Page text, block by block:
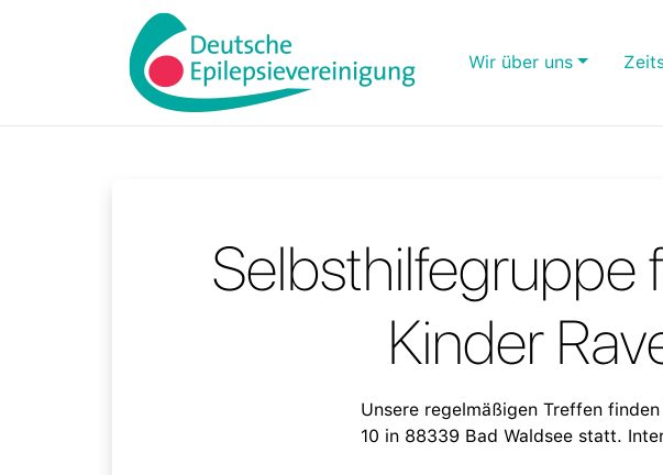
Wir über uns
Selbsthilfegruppe
Kinder
Unsere regelmäßigen Treffen
10 in 88339 Bad Waldsee statt.